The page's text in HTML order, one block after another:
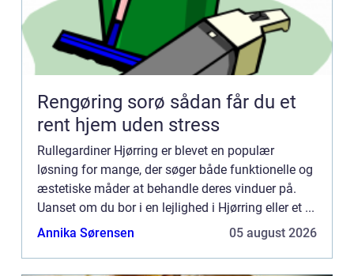
Rengøring sorø sådan får du et
rent hjem uden stress
Rullegardiner Hjørring er blevet en populær
løsning for mange, der søger både funktionelle og
æstetiske måder at behandle deres vinduer på.
Uanset om du bor i en lejlighed i Hjørring eller et ...
Annika Sørensen
05 august 2026